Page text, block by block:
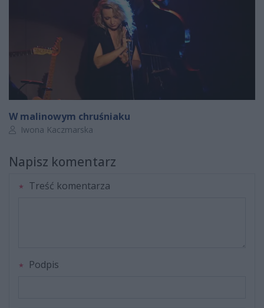
W malinowym chruśniaku
Autor artykułu:
Iwona Kaczmarska
Napisz komentarz
Treść komentarza
Podpis